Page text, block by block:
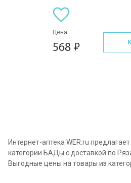
Цена:
568
Интернет-аптека WER.ru
категории БАДы с доставкой по
Выгодные цены на товары из